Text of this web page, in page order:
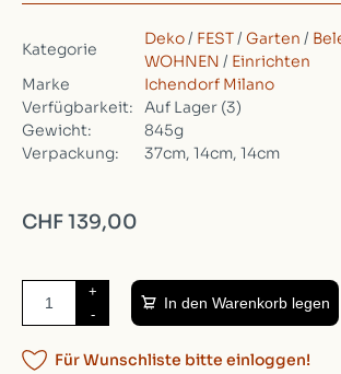
Kategorie
Deko/ FEST/ Garten /
WOHNEN / Einrichten
Marke
Ichendorf Milano
Verfügbarkeit:
Auf Lager (3)
Gewicht:
845g
Verpackung:
37cm, 14cm, 14cm
CHF 139,00
+
-
In den Warenkorb legen
Für Wunschliste bitte einloggen!